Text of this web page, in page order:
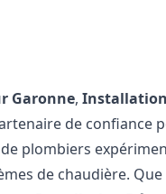
Garonne,
de confiance
plombiers
de chaudière.